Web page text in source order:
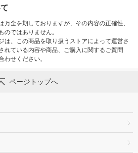
万全を期しておりますが、その内容の正確性、
のではありません。
は、この商品を取り扱うストアによって運営さ
れている内容や商品、ご購入に関するご質問
わせください。
ページトップへ